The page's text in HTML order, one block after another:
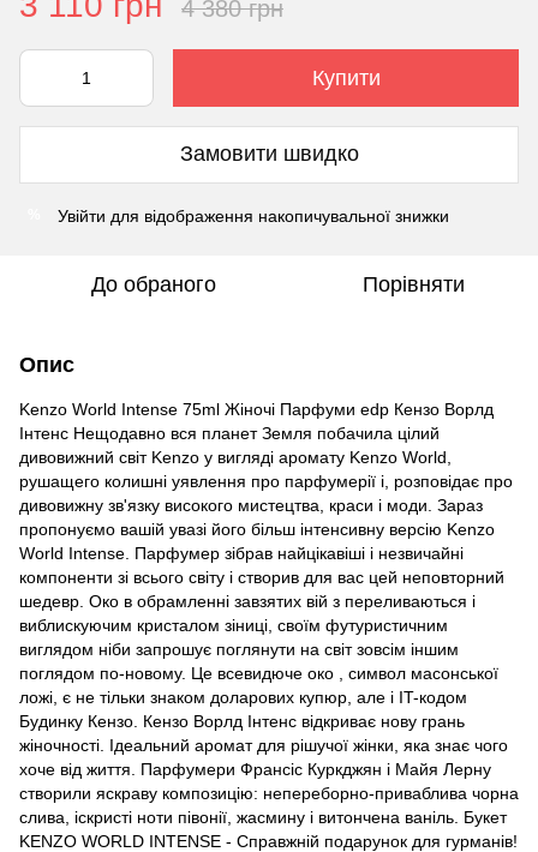
4 380 грн
Купити
Замовити швидко
Увійти для відображення накопичувальної знижки
До обраного Порівняти
Опис
Kenzo World Intense 75ml Жіночі Парфуми edp Кензо Ворлд
Інтенс Нещодавно вся планет Земля побачила цілий
дивовижний світ Kenzo у вигляді аромату Kenzo World,
рушащего колишні уявлення про парфумерії і, розповідає про
дивовижну зв'язку високого мистецтва, краси і моди. Зараз
пропонуємо вашій увазі його більш інтенсивну версію Kenzo
World Intense. Парфумер зібрав найцікавіші і незвичайні
компоненти зі всього світу і створив для вас цей неповторний
шедевр. Око в обрамленні завзятих вій з переливаються і
виблискуючим кристалом зіниці, своїм футуристичним
виглядом ніби запрошує поглянути на світ зовсім іншим
поглядом по-новому. Це всевидюче око , символ масонської
ложі, є не тільки знаком доларових купюр, але і IT-кодом
Будинку Кензо. Кензо Ворлд Інтенс відкриває нову грань
жіночності. Ідеальний аромат для рішучої жінки, яка знає чого
хоче від життя. Парфумери Франсіс Куркджян і Майя Лерну
створили яскраву композицію: непереборно-приваблива чорна
слива, іскристі ноти півонії, жасмину і витончена ваніль. Букет
KENZO WORLD INTENSE - Справжній подарунок для гурманів!